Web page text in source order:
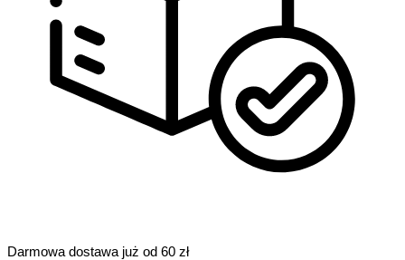
Darmowa dostawa już od 60 zł